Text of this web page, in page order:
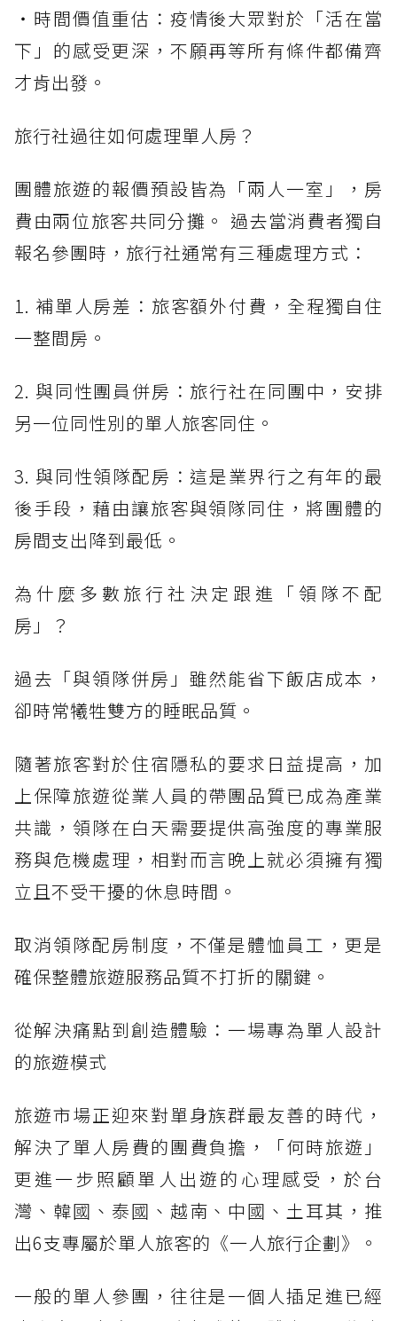
・時間價值重估：疫情後大眾對於「活在當
下」的感受更深，不願再等所有條件都備齊
才肯出發。
旅行社過往如何處理單人房？
團體旅遊的報價預設皆為「兩人一室」，房
費由兩位旅客共同分攤。 過去當消費者獨自
報名參團時，旅行社通常有三種處理方式：
1. 補單人房差：旅客額外付費，全程獨自住
一整間房。
2. 與同性團員併房：旅行社在同團中，安排
另一位同性別的單人旅客同住。
3. 與同性領隊配房：這是業界行之有年的最
後手段，藉由讓旅客與領隊同住，將團體的
房間支出降到最低。
為什麼多數旅行社決定跟進「領隊不配
房」？
過去「與領隊併房」雖然能省下飯店成本，
卻時常犧牲雙方的睡眠品質。
隨著旅客對於住宿隱私的要求日益提高，加
上保障旅遊從業人員的帶團品質已成為產業
共識，領隊在白天需要提供高強度的專業服
務與危機處理，相對而言晚上就必須擁有獨
立且不受干擾的休息時間。
取消領隊配房制度，不僅是體恤員工，更是
確保整體旅遊服務品質不打折的關鍵。
從解決痛點到創造體驗：一場專為單人設計
的旅遊模式
旅遊市場正迎來對單身族群最友善的時代，
解決了單人房費的團費負擔，「何時旅遊」
更進一步照顧單人出遊的心理感受，於台
灣、韓國、泰國、越南、中國、土耳其，推
出6支專屬於單人旅客的《一人旅行企劃》。
一般的單人參團，往往是一個人插足進已經